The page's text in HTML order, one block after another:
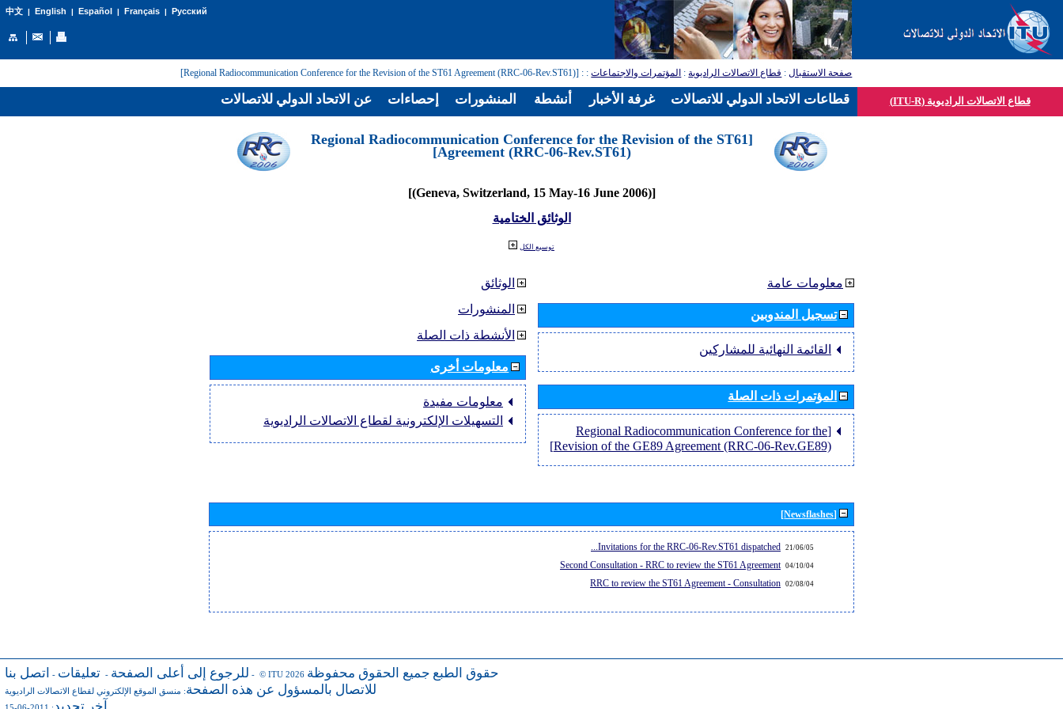
中文| English | Español | Français| Русский
صفحة الاستقبال: قطاع الاتصالات الراديوية: المؤتمرات والاجتماعات:
: [Regional Radiocommunication Conference for the Revision of the ST61 Agreement (RRC-06-Rev.ST61)]
قطاع الاتصالات الراديوية (ITU-R)
[Regional Radiocommunication Conference for the Revision of the ST61
Agreement (RRC-06-Rev.ST61)]
[(Geneva, Switzerland, 15 May-16 June 2006)]
الوثائق الختامية
توسيع الكل
الوثائق
المنشورات
الأنشطة ذات الصلة
معلومات أخرى
معلومات مفيدة
التسهيلات الإلكترونية لقطاع الاتصالات الراديوية
معلومات عامة
تسجيل المندوبين
القائمة النهائية للمشاركين
المؤتمرات ذات الصلة
[Regional Radiocommunication Conference for the
Revision of the GE89 Agreement (RRC-06-Rev.GE89)]
[Newsflashes]
21/06/05
Invitations for the RRC-06-Rev.ST61 dispatched...
04/10/04
Second Consultation - RRC to review the ST61 Agreement
02/08/04
RRC to review the ST61 Agreement - Consultation
للرجوع إلى أعلى الصفحة - تعليقات - اتصل بنا - © ITU 2026 حقوق الطبع جميع الحقوق محفوظة
للاتصال بالمسؤول عن هذه الصفحة: منسق الموقع الإلكتروني لقطاع الاتصالات الراديوية
عن الاتحاد الدولي للاتصالات إحصاءات المنشورات أنشطة غرفة الأخبار قطاعات الاتحاد الدولي للاتصالات